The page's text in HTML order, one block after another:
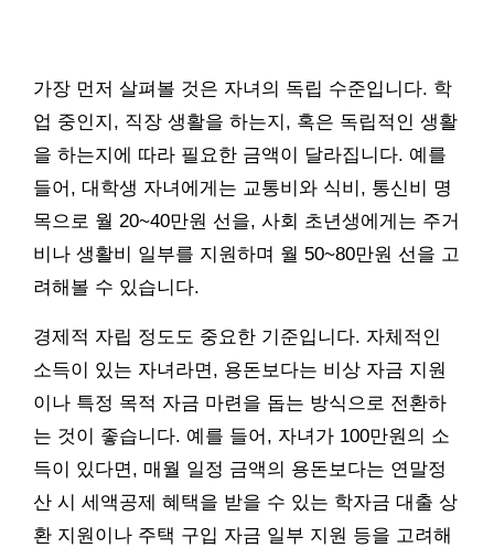
가장 먼저 살펴볼 것은 자녀의 독립 수준입니다. 학
업 중인지, 직장 생활을 하는지, 혹은 독립적인 생활
을 하는지에 따라 필요한 금액이 달라집니다. 예를
들어, 대학생 자녀에게는 교통비와 식비, 통신비 명
목으로 월 20~40만원 선을, 사회 초년생에게는 주거
비나 생활비 일부를 지원하며 월 50~80만원 선을 고
려해볼 수 있습니다.
경제적 자립 정도도 중요한 기준입니다. 자체적인
소득이 있는 자녀라면, 용돈보다는 비상 자금 지원
이나 특정 목적 자금 마련을 돕는 방식으로 전환하
는 것이 좋습니다. 예를 들어, 자녀가 100만원의 소
득이 있다면, 매월 일정 금액의 용돈보다는 연말정
산 시 세액공제 혜택을 받을 수 있는 학자금 대출 상
환 지원이나 주택 구입 자금 일부 지원 등을 고려해